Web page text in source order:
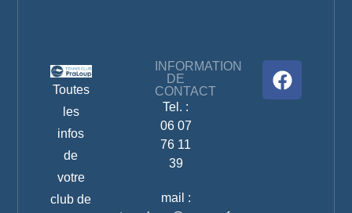
Toutes
les
infos
de
votre
club de
INFORMATION
DE
CONTACT
Tel. :
06 07
76 11
39
mail :